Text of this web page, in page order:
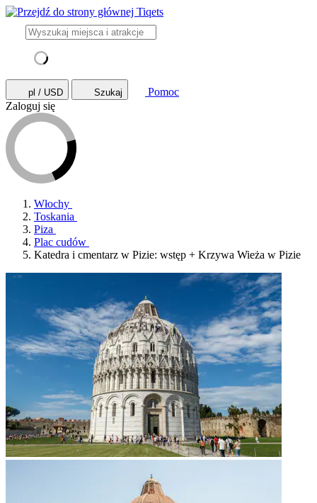
pl / USD Szukaj
Pomoc
Zaloguj się
Włochy
Toskania
Piza
Plac cudów
Katedra i cmentarz w Pizie: wstęp + Krzywa Wieża w Pizie